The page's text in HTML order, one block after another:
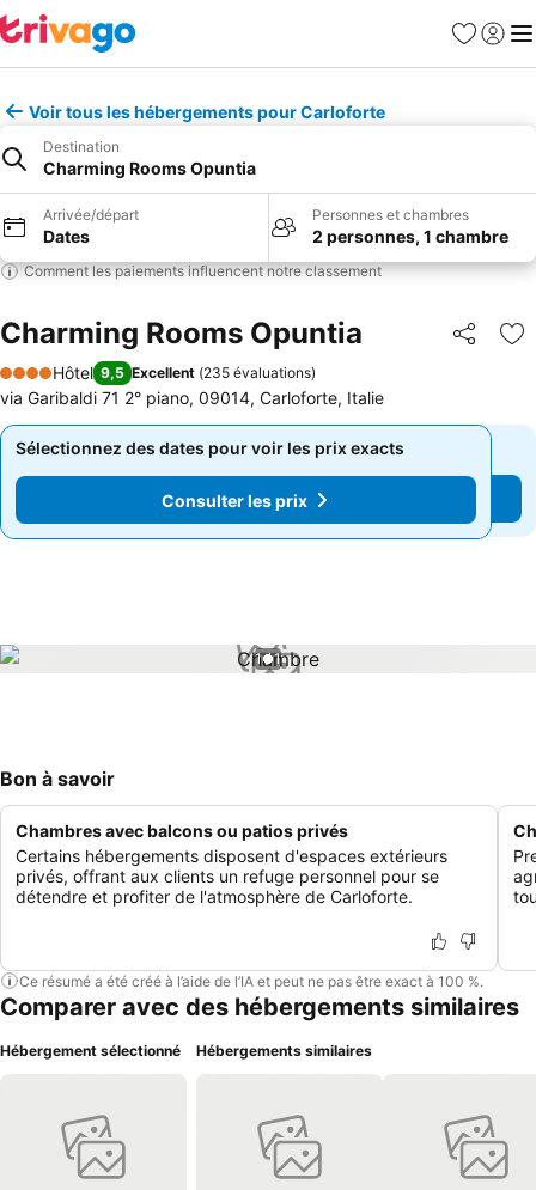
Favoris
Se
Voir tous les hébergements pour Carloforte
Destination
Charming Rooms Opuntia
Arrivée/départ
Dates
Personnes et chambres
2 personnes, 1 chambre
Comment les paiements influencent notre classement
Charming Rooms Opuntia Partager
4 Étoiles
Hôtel 9,5 Excellent (235 évaluations)
via Garibaldi 71 2° piano, 09014, Carloforte, Italie
Sélectionnez des dates pour voir les prix exacts
Consulter les prix
Sélectionnez des dates pour voir les prix exacts
Consulter les prix
1 / 1
Bon à savoir
Chambres avec balcons ou patios privés
Certains hébergements disposent d'espaces extérieurs
privés, offrant aux clients un refuge personnel pour se
détendre et profiter de l'atmosphère de Carloforte.
Ce résumé a été créé à l’aide de l’IA et peut ne pas être exact à 100 %.
Comparer avec des hébergements similaires
Hébergement sélectionné Hébergements similaires